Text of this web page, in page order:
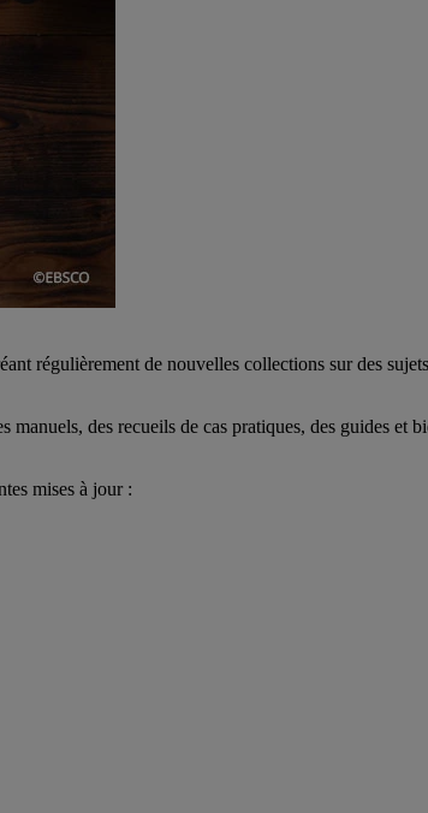
régulièrement de nouvelles collections sur des
des recueils de cas pratiques, des guides et
mises à jour :